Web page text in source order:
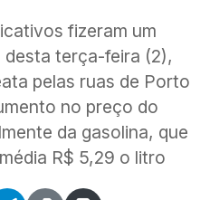
fizeram um
terça-feira (2),
pelas ruas de Porto
no preço do
da gasolina, que
R$ 5,29 o litro